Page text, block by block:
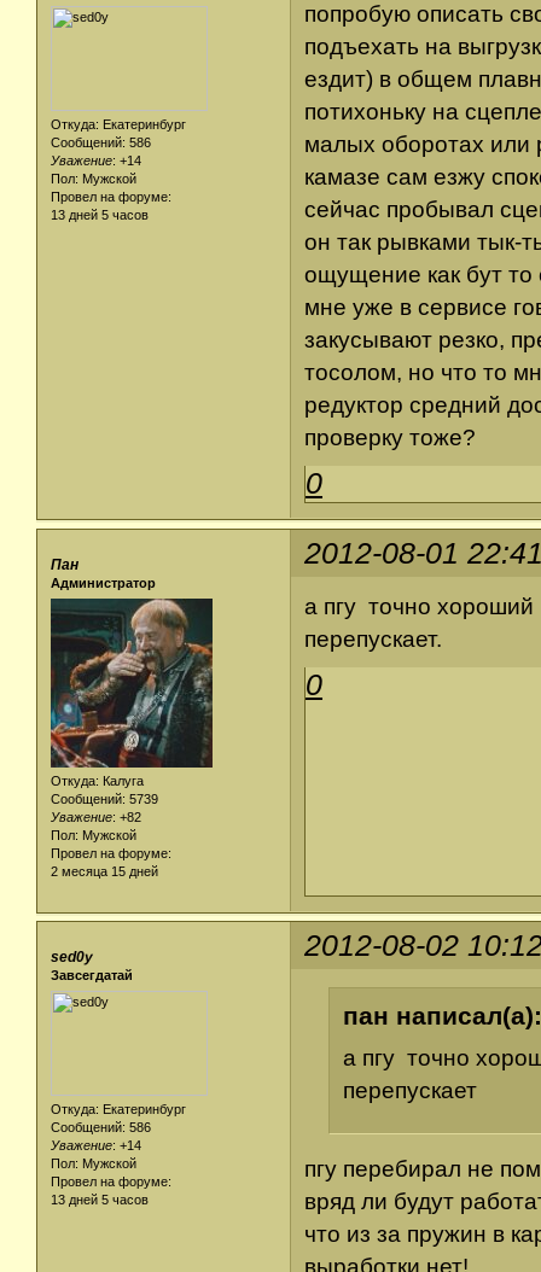
Откуда: Екатеринбург
Сообщений: 586
Уважение: +14
Пол: Мужской
Провел на форуме:
13 дней 5 часов
попробую описать
подъехать на
ездит) в общем
потихоньку на
малых оборотах или
камазе сам езжу
сейчас пробывал
он так рывками тык-
ощущение как бут то
мне уже в сервисе
закусывают резко,
тосолом, но что то
редуктор средний
проверку тоже?
0
2012-08-01
Пан
Администратор
Откуда: Калуга
Сообщений: 5739
Уважение: +82
Пол: Мужской
Провел на форуме:
2 месяца 15 дней
а пгу точно хороший
перепускает.
0
2012-08-02
sed0y
Завсегдатай
Откуда: Екатеринбург
Сообщений: 586
Уважение: +14
Пол: Мужской
Провел на форуме:
13 дней 5 часов
пан написал(а):
а пгу точно
перепускает
пгу перебирал не
вряд ли будут
что из за пружин в
выработки нет!